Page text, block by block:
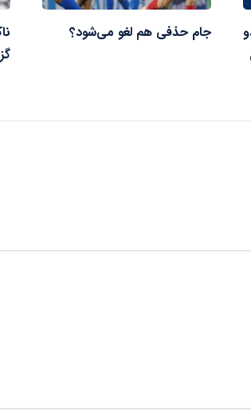
جام حذفی هم لغو می‌شود؟